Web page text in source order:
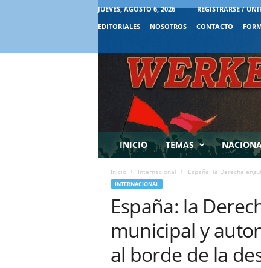
JUEVES, AGOSTO 6, 2026
REGISTRARSE /
EDITORIALES
NOSOTROS CONTACTO
INICIO TEMAS
Inicio Internacional España: la Derecha
INTERNACIONAL
España: la
municipal y
al borde de la